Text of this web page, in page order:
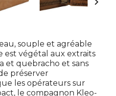
souple et agréable
est végétal aux extraits
et quebracho et sans
préserver
les opérateurs sur
le compagnon Kleo-